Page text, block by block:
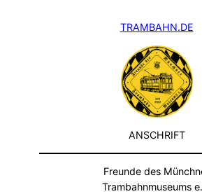
TRAMBAHN.DE
ANSCHRIFT
Freunde des
Trambahnmuseums